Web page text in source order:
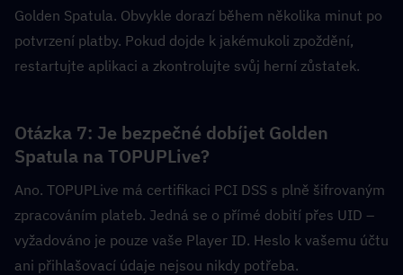
Golden Spatula. Obvykle dorazí během několika minut po
potvrzení platby. Pokud dojde k jakémukoli zpoždění,
restartujte aplikaci a zkontrolujte svůj herní zůstatek.
Otázka 7: Je bezpečné dobíjet Golden
Spatula na TOPUPLive?
Ano. TOPUPLive má certifikaci PCI DSS s plně šifrovaným
zpracováním plateb. Jedná se o přímé dobití přes UID –
vyžadováno je pouze vaše Player ID. Heslo k vašemu účtu
ani přihlašovací údaje nejsou nikdy potřeba.